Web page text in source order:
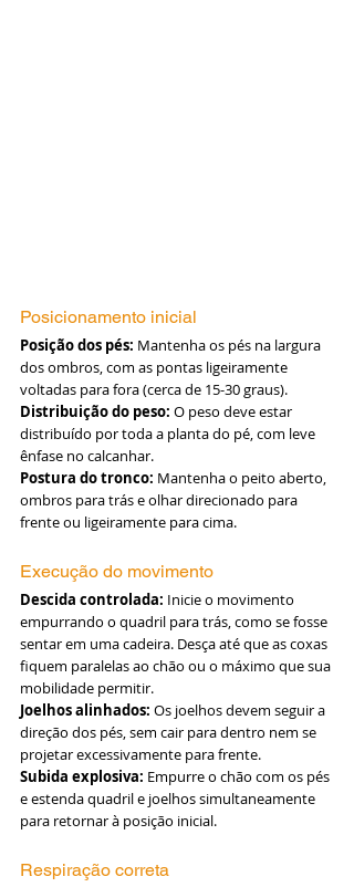
Posicionamento inicial
Posição dos pés: Mantenha os pés na largura
dos ombros, com as pontas ligeiramente
voltadas para fora (cerca de 15-30 graus).
Distribuição do peso: O peso deve estar
distribuído por toda a planta do pé, com leve
ênfase no calcanhar.
Postura do tronco: Mantenha o peito aberto,
ombros para trás e olhar direcionado para
frente ou ligeiramente para cima.
Execução do movimento
Descida controlada: Inicie o movimento
empurrando o quadril para trás, como se fosse
sentar em uma cadeira. Desça até que as coxas
fiquem paralelas ao chão ou o máximo que sua
mobilidade permitir.
Joelhos alinhados: Os joelhos devem seguir a
direção dos pés, sem cair para dentro nem se
projetar excessivamente para frente.
Subida explosiva: Empurre o chão com os pés
e estenda quadril e joelhos simultaneamente
para retornar à posição inicial.
Respiração correta